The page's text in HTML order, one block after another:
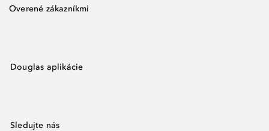
Overené zákazníkmi
Douglas aplikácie
Sledujte nás